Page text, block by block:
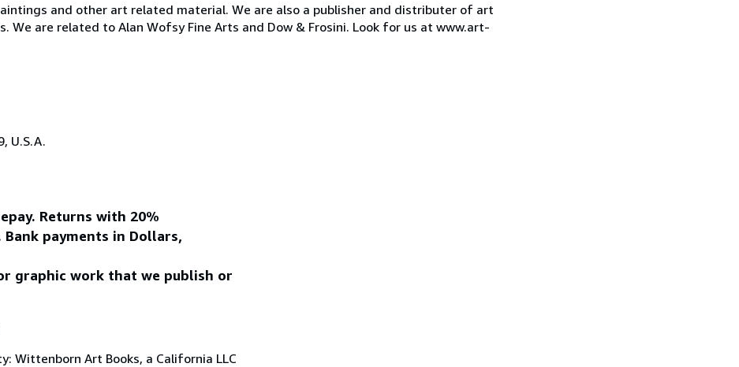
and other art related material. We are also a publisher and distributer of art
We are related to Alan Wofsy Fine Arts and Dow & Frosini. Look for us at www.art-
U.S.A.
Returns with 20%
payments in Dollars,
graphic work that we publish or
Wittenborn Art Books, a California LLC